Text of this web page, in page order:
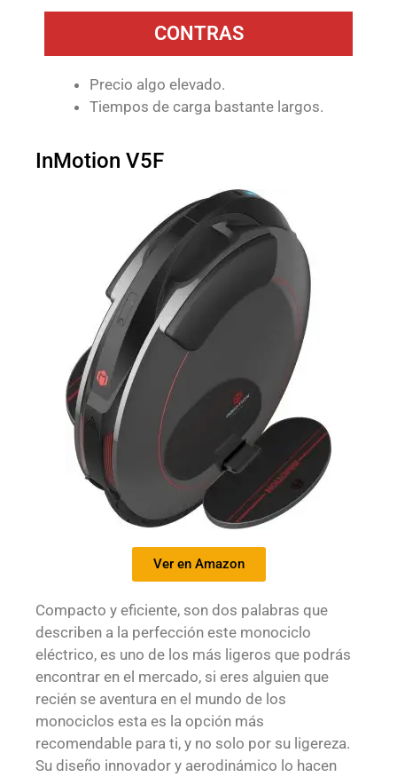
CONTRAS
Precio algo elevado.
Tiempos de carga bastante largos.
InMotion V5F
Ver en Amazon
Compacto y eficiente, son dos palabras que
describen a la perfección este monociclo
eléctrico, es uno de los más ligeros que podrás
encontrar en el mercado, si eres alguien que
recién se aventura en el mundo de los
monociclos esta es la opción más
recomendable para ti, y no solo por su ligereza.
Su diseño innovador y aerodinámico lo hacen